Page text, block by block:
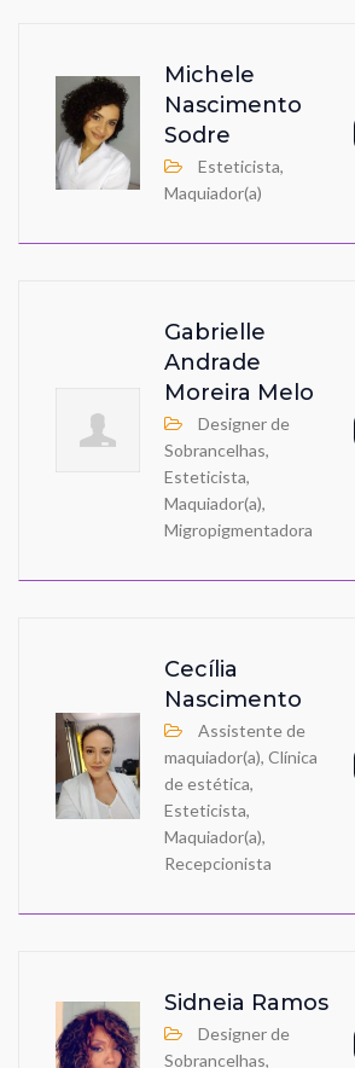
Michele
Nascimento
Sodre
Esteticista,
Maquiador(a)
Gabrielle
Andrade
Moreira Melo
Designer de
Sobrancelhas,
Esteticista,
Maquiador(a),
Migropigmentadora
Cecília
Nascimento
Assistente de
maquiador(a), Clínica
de estética,
Esteticista,
Maquiador(a),
Recepcionista
Sidneia Ramos
Designer de
Sobrancelhas,